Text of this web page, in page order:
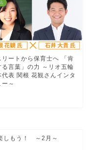
リートから保育士へ 「肯
る言葉」の力 ～リオ五輪
代表 関根 花観さんインタ
ー～
しもう！ ～2月～